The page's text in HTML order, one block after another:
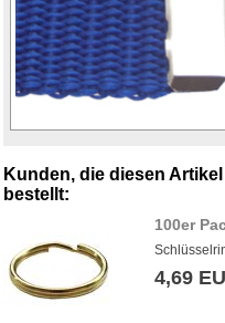
Kunden, die diesen
bestellt:
100er
4,69